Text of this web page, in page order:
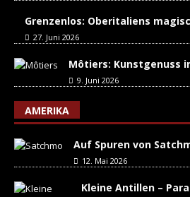
Grenzenlos: Oberitaliens
27. Juni 2026
Môtiers: Kunstgenuss
9. Juni 2026
AMERIKA
Auf Spuren von
12. Mai 2026
Kleine Antillen –